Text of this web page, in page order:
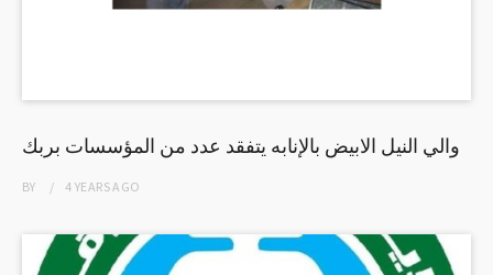
والي النيل الابيض بالإنابه يتفقد عدد من المؤسسات بربك
BY 4 YEARSAGO